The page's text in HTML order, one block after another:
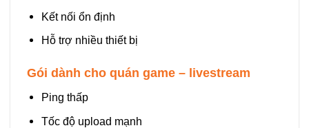
Kết nối ổn định
Hỗ trợ nhiều thiết bị
Gói dành cho quán game – livestream
Ping thấp
Tốc độ upload mạnh